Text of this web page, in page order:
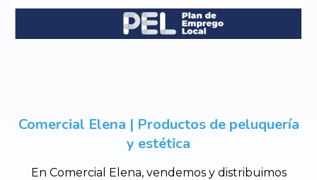
Comercial Elena | Productos de peluquería
y estética
En Comercial Elena, vendemos y distribuimos